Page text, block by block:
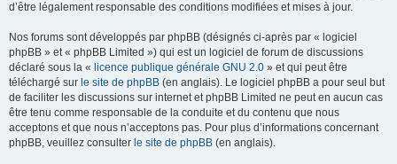
d’être légalement responsable des conditions modifiées et mises à jour.
Nos forums sont développés par phpBB (désignés ci-après par « logiciel
phpBB » et « phpBB Limited ») qui est un logiciel de forum de discussions
déclaré sous la « licence publique générale GNU 2.0 » et qui peut être
téléchargé sur le site de phpBB (en anglais). Le logiciel phpBB a pour seul but
de faciliter les discussions sur internet et phpBB Limited ne peut en aucun cas
être tenu comme responsable de la conduite et du contenu que nous
acceptons et que nous n’acceptons pas. Pour plus d’informations concernant
phpBB, veuillez consulter le site de phpBB (en anglais).